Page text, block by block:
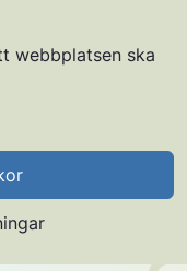
webbplatsen ska